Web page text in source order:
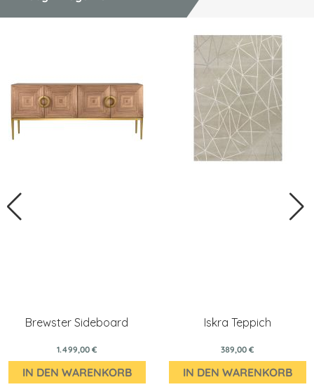
Brewster Sideboard
1.499,00 €
IN DEN WARENKORB
Iskra Teppich
389,00 €
IN DEN WARENKORB